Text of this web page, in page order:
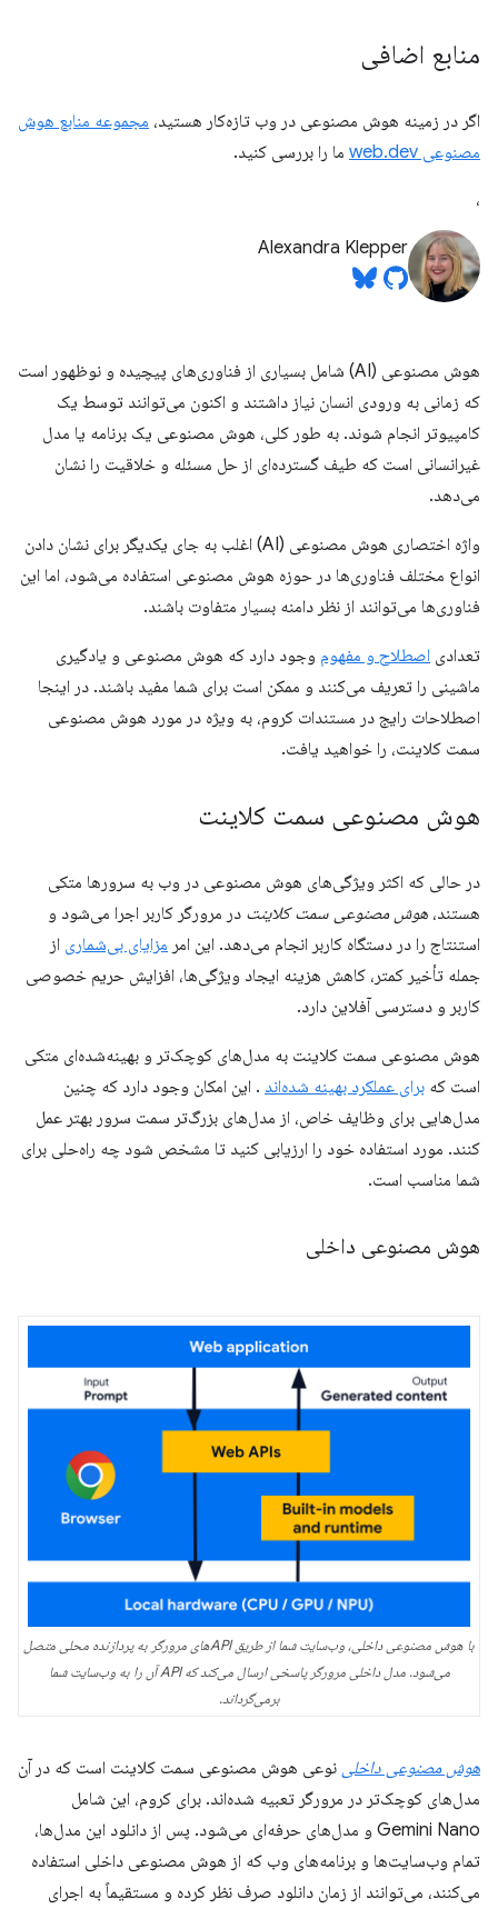
منابع اضافی
اگر در زمینه هوش مصنوعی در وب تازه‌کار هستید، مجموعه منابع هوش
مصنوعی web.dev
ما را بررسی کنید.
،
Alexandra Klepper
هوش مصنوعی (AI) شامل بسیاری از فناوری‌های پیچیده و نوظهور است
که زمانی به ورودی انسان نیاز داشتند و اکنون می‌توانند توسط یک
کامپیوتر انجام شوند. به طور کلی، هوش مصنوعی یک برنامه یا مدل
غیرانسانی است که طیف گسترده‌ای از حل مسئله و خلاقیت را نشان
می‌دهد.
واژه اختصاری هوش مصنوعی (AI) اغلب به جای یکدیگر برای نشان دادن
انواع مختلف فناوری‌ها در حوزه هوش مصنوعی استفاده می‌شود، اما این
فناوری‌ها می‌توانند از نظر دامنه بسیار متفاوت باشند.
تعدادی اصطلاح و مفهوم وجود دارد که هوش مصنوعی و یادگیری
ماشینی را تعریف می‌کنند و ممکن است برای شما مفید باشند. در اینجا
اصطلاحات رایج در مستندات کروم، به ویژه در مورد هوش مصنوعی
سمت کلاینت، را خواهید یافت.
هوش مصنوعی سمت کلاینت
در حالی که اکثر ویژگی‌های هوش مصنوعی در وب به سرورها متکی
هستند، هوش مصنوعی سمت کلاینت در مرورگر کاربر اجرا می‌شود و
استنتاج را در دستگاه کاربر انجام می‌دهد. این امر مزایای بی‌شماری از
جمله تأخیر کمتر، کاهش هزینه ایجاد ویژگی‌ها، افزایش حریم خصوصی
کاربر و دسترسی آفلاین دارد.
هوش مصنوعی سمت کلاینت به مدل‌های کوچک‌تر و بهینه‌شده‌ای متکی
است که برای عملکرد بهینه شده‌اند . این امکان وجود دارد که چنین
مدل‌هایی برای وظایف خاص، از مدل‌های بزرگ‌تر سمت سرور بهتر عمل
کنند. مورد استفاده خود را ارزیابی کنید تا مشخص شود چه راه‌حلی برای
شما مناسب است.
هوش مصنوعی داخلی
با هوش مصنوعی داخلی، وب‌سایت شما از طریق APIهای مرورگر به پردازنده محلی متصل
می‌شود. مدل داخلی مرورگر پاسخی ارسال می‌کند که API آن را به وب‌سایت شما
برمی‌گرداند.
هوش مصنوعی داخلی نوعی هوش مصنوعی سمت کلاینت است که در آن
مدل‌های کوچک‌تر در مرورگر تعبیه شده‌اند. برای کروم، این شامل
Gemini Nano و مدل‌های حرفه‌ای می‌شود. پس از دانلود این مدل‌ها،
تمام وب‌سایت‌ها و برنامه‌های وب که از هوش مصنوعی داخلی استفاده
می‌کنند، می‌توانند از زمان دانلود صرف نظر کرده و مستقیماً به اجرای